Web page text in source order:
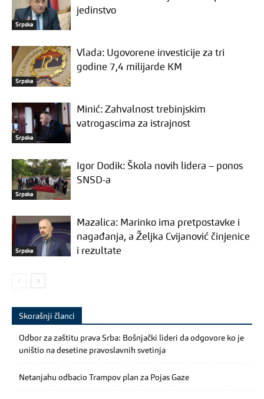
Srpska
jedinstvo
Srpska
Vlada: Ugovorene investicije za tri
godine 7,4 milijarde KM
Srpska
Minić: Zahvalnost trebinjskim
vatrogascima za istrajnost
Srpska
Igor Dodik: Škola novih lidera – ponos
SNSD-a
Srpska
Mazalica: Marinko ima pretpostavke i
nagađanja, a Željka Cvijanović činjenice
i rezultate
Skorašnji članci
Odbor za zaštitu prava Srba: Bošnjački lideri da odgovore ko je
uništio na desetine pravoslavnih svetinja
Netanjahu odbacio Trampov plan za Pojas Gaze